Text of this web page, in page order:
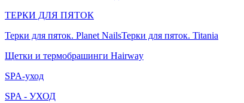
ТЕРКИ ДЛЯ ПЯТОК
Терки для пяток. Planet NailsТерки для пяток. Titania
Щетки и термобрашинги Hairway
SPA-уход
SPA - УХОД